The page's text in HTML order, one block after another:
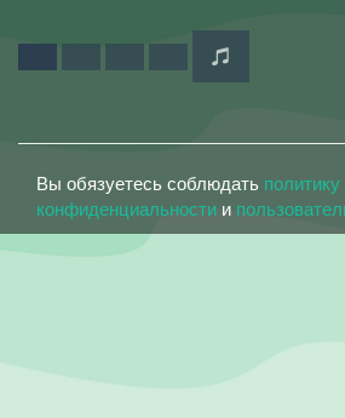
Вы обязуетесь соблюдать политику
конфиденциальности и